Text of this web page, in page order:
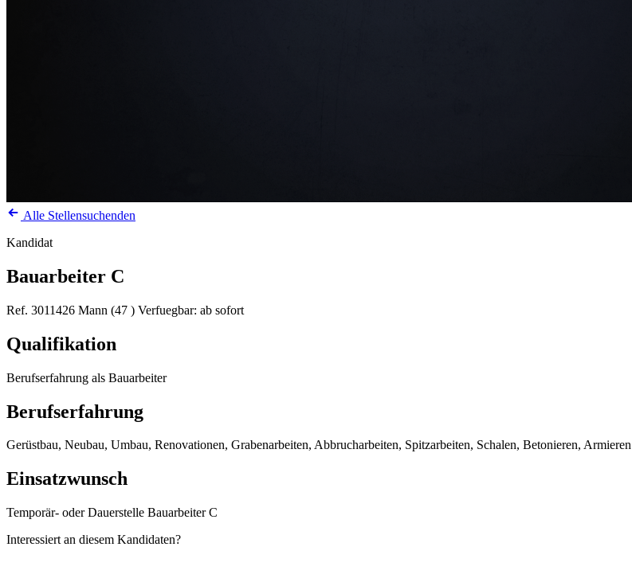
Alle Stellensuchenden
Kandidat
Bauarbeiter C
Ref. 3011426 Mann (47 ) Verfuegbar: ab sofort
Qualifikation
Berufserfahrung als Bauarbeiter
Berufserfahrung
Gerüstbau, Neubau, Umbau, Renovationen, Grabenarbeiten, Abbrucharbeiten, Spitzarbeiten, Schalen, Betonieren, Armieren
Einsatzwunsch
Temporär- oder Dauerstelle Bauarbeiter C
Interessiert an diesem Kandidaten?